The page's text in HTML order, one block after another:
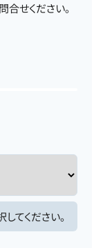
合せください。
してください。